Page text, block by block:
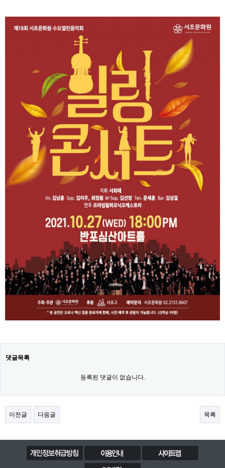
본문
댓글목록
등록된 댓글이 없습니다.
이전글 다음글 목록